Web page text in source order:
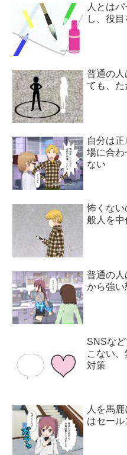
人とは
し、役
普通の人
ても、
自分は
場に合
ない
怖くな
般人を中
普通の人
から強
SNSな
こない
対策
人を馬
はセー